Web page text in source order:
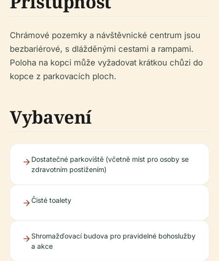
Chrámové pozemky a návštěvnické centrum jsou
bezbariérové, s dlážděnými cestami a rampami.
Poloha na kopci může vyžadovat krátkou chůzi do
kopce z parkovacích ploch.
Vybavení
Dostatečné parkoviště (včetně míst pro osoby se
zdravotním postižením)
Čisté toalety
Shromažďovací budova pro pravidelné bohoslužby
a akce